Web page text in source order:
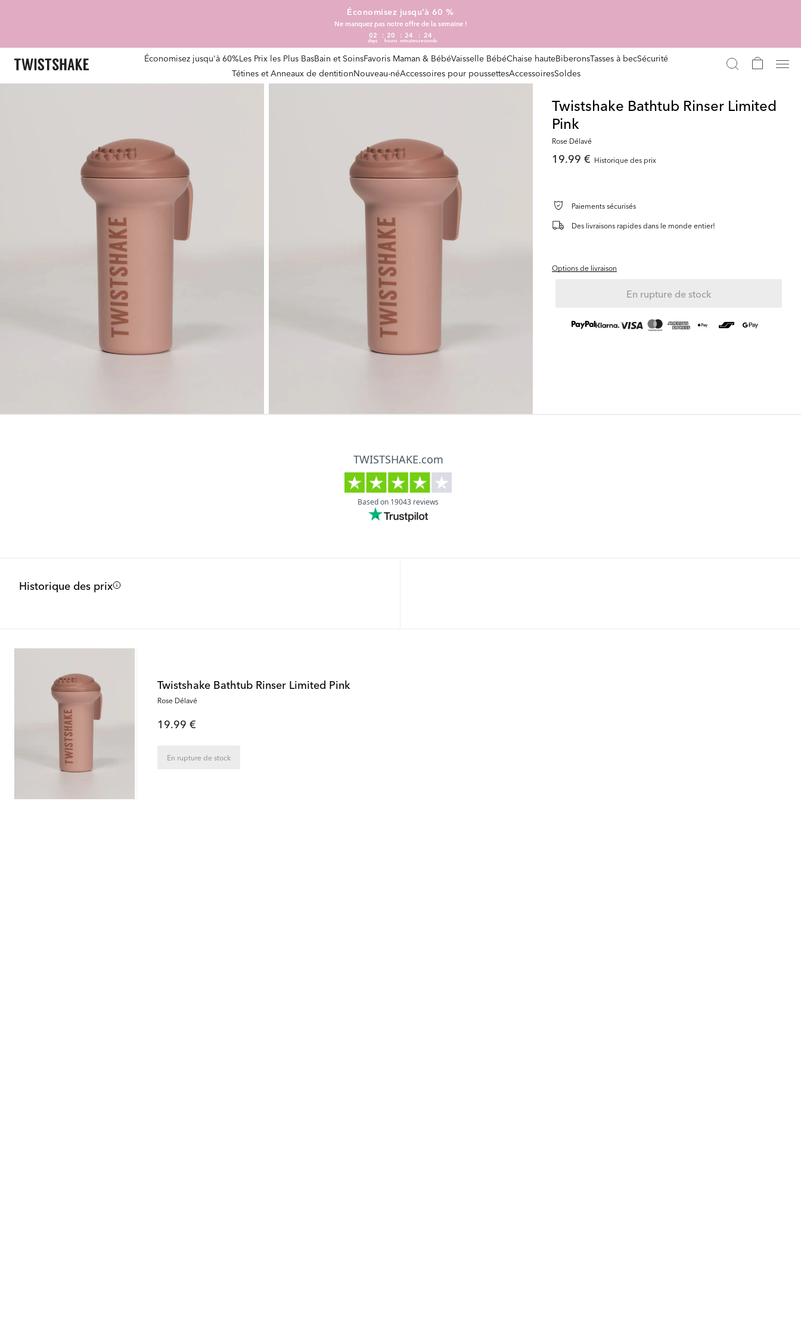
Économisez jusqu’à 60 %
Ne manquez pas notre offre de la semaine !
02
days
20
hours
24
minutes
24
seconds
Économisez jusqu'à 60%Les Prix les Plus BasBain et SoinsFavoris Maman & BébéVaisselle BébéChaise hauteBiberonsTasses à becSécurité
Tétines et Anneaux de dentitionNouveau-néAccessoires pour poussettesAccessoiresSoldes
Twistshake Bathtub Rinser Limited
Pink
Rose Délavé
19.99 € Historique des prix
Paiements sécurisés
Des livraisons rapides dans le monde entier!
Options de livraison
En rupture de stock
Historique des prix
Twistshake Bathtub Rinser Limited Pink
Rose Délavé
19.99 €
En rupture de stock